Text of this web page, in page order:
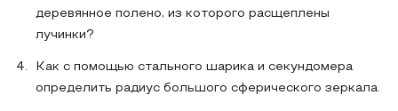
деревянное полено, из которого расщеплены
лучинки?
Как с помощью стального шарика и секундомера
определить радиус большого сферического зеркала.